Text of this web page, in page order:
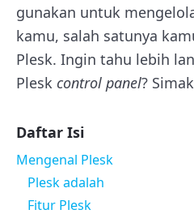
gunakan untuk
kamu, salah satunya
Plesk. Ingin tahu lebih
Plesk control panel?
Daftar Isi
Mengenal Plesk
Plesk adalah
Fitur Plesk